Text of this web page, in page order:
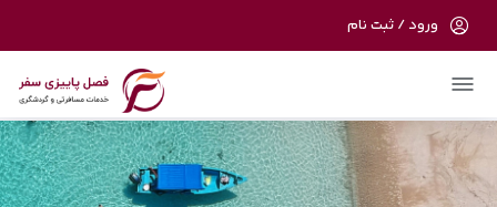
ورود / ثبت نام
در حال حاضر ارتباط با سرور قطع می باشد
لطفا دقایقی بعد مجددا تلاش کنید.